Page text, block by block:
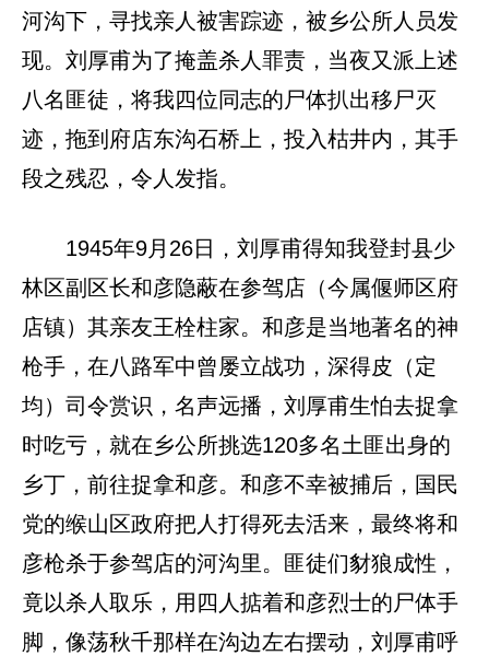
河沟下，寻找亲人被害踪迹，被乡公所人员发
现。刘厚甫为了掩盖杀人罪责，当夜又派上述
八名匪徒，将我四位同志的尸体扒出移尸灭
迹，拖到府店东沟石桥上，投入枯井内，其手
段之残忍，令人发指。
1945年9月26日，刘厚甫得知我登封县少
林区副区长和彦隐蔽在参驾店（今属偃师区府
店镇）其亲友王栓柱家。和彦是当地著名的神
枪手，在八路军中曾屡立战功，深得皮（定
均）司令赏识，名声远播，刘厚甫生怕去捉拿
时吃亏，就在乡公所挑选120多名土匪出身的
乡丁，前往捉拿和彦。和彦不幸被捕后，国民
党的缑山区政府把人打得死去活来，最终将和
彦枪杀于参驾店的河沟里。匪徒们豺狼成性，
竟以杀人取乐，用四人掂着和彦烈士的尸体手
脚，像荡秋千那样在沟边左右摆动，刘厚甫呼